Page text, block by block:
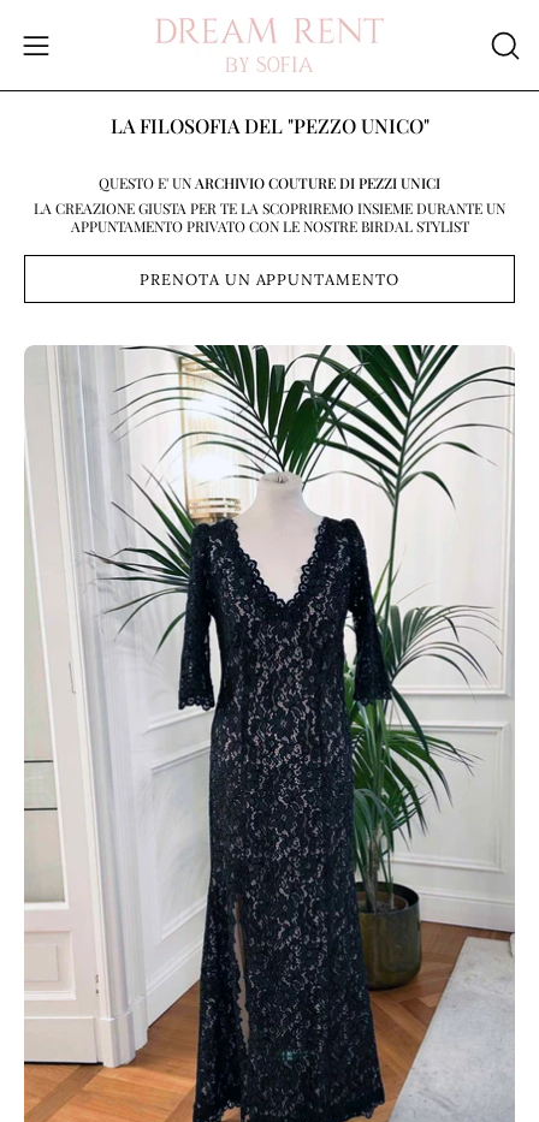
Apri
menu
LA
LA FILOSOFIA DEL "PEZZO UNICO"
QUESTO E' UNARCHIVIO COUTURE DI PEZZI UNICI
LA CREAZIONE GIUSTA PER TE LA SCOPRIREMO INSIEME DURANTE UN
APPUNTAMENTO PRIVATO CON LE NOSTRE BIRDAL STYLIST
PRENOTA UN APPUNTAMENTO
Apri
lightbox
dell'immagine